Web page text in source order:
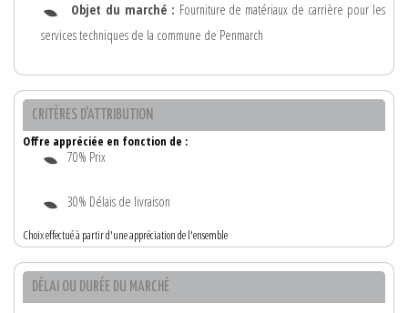
Objet du marché : Fourniture de matériaux de carrière pour les
services techniques de la commune de Penmarch
CRITÈRES D'ATTRIBUTION
Offre appréciée en fonction de :
70% Prix
30% Délais de livraison
Choix effectué à partir d'une appréciation de l'ensemble
DÉLAI OU DURÉE DU MARCHÉ